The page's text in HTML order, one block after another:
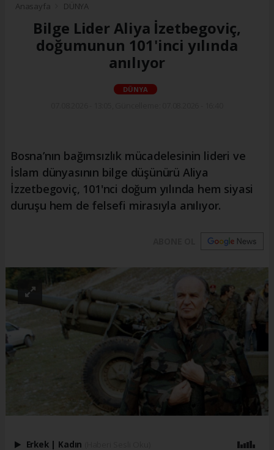
Anasayfa DÜNYA
Bilge Lider Aliya İzetbegoviç,
doğumunun 101'inci yılında
anılıyor
DÜNYA
Bosna’nın bağımsızlık mücadelesinin lideri ve
İslam dünyasının bilge düşünürü Aliya
İzzetbegoviç, 101'nci doğum yılında hem siyasi
duruşu hem de felsefi mirasıyla anılıyor.
Erkek | Kadın